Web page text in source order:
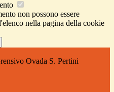
non possono essere
nella pagina della cookie
Ovada S. Pertini